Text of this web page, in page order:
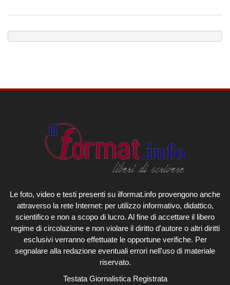
Le foto, video e testi presenti su ilformat.info provengono anche
attraverso la rete Internet: per utilizzo informativo, didattico,
scientifico e non a scopo di lucro. Al fine di accettare il libero
regime di circolazione e non violare il diritto d'autore o altri diritti
esclusivi verranno effettuate le opportune verifiche. Per
segnalare alla redazione eventuali errori nell'uso di materiale
riservato.
Testata Giornalistica Registrata